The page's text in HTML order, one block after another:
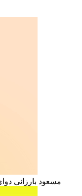
مسعود بارزانی